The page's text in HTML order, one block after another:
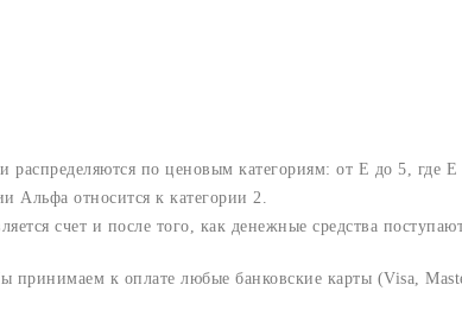
распределяются по ценовым категориям: от E до 5, где
Альфа относится к категории 2.
счет и после того, как денежные средства поступают
принимаем к оплате любые банковские карты (Visa,